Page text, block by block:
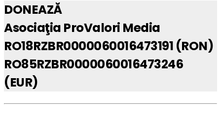
DONEAZĂ
Asociaţia ProValori Media
RO18RZBR0000060016473191 (RON)
RO85RZBR0000060016473246
(EUR)